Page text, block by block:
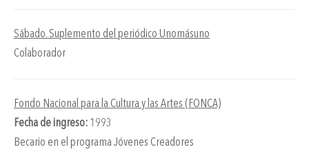
Sábado. Suplemento del periódico Unomásuno
Colaborador
Fondo Nacional para la Cultura y las Artes (FONCA)
Fecha de ingreso: 1993
Becario en el programa Jóvenes Creadores